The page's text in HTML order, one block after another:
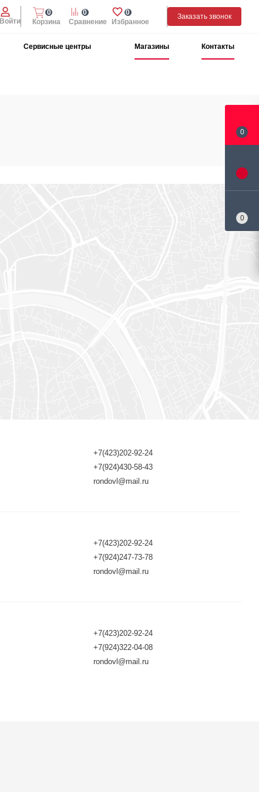
Войти Избранное
0
Сравнение
0
Корзина
0
Заказать звонок
Сервисные центры Магазины Контакты
+7(423)202-92-24
+7(924)430-58-43
rondovl@mail.ru
+7(423)202-92-24
+7(924)247-73-78
rondovl@mail.ru
+7(423)202-92-24
+7(924)322-04-08
rondovl@mail.ru
0
0